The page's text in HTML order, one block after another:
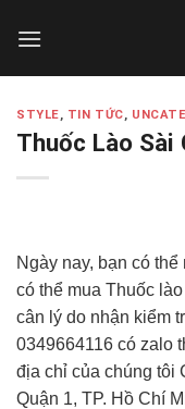
STYLE, TIN TỨC,
Thuốc Lào Sài
Ngày nay, bạn có
có thể mua Thuốc
cân lý do nhận kiểm
0349664116 có zalo
địa chỉ của chúng tôi
Quận 1, TP. Hồ Chí